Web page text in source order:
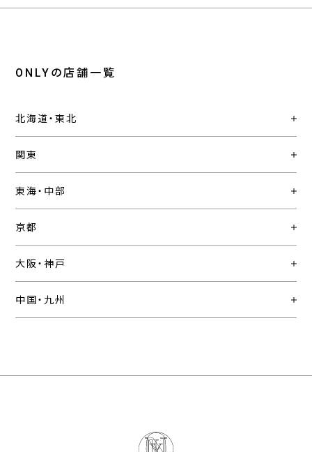
ONLYの店舗一覧
北海道・東北
関東
東海・中部
京都
大阪・神戸
中国・九州